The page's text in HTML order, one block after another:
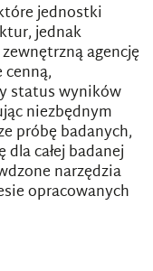
jednostki
jednak
agencję
status wyników
niezbędnym
próbę badanych,
całej badanej
narzędzia
opracowanych